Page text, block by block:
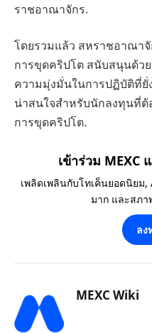
ราชอาณาจักร.
โดยรวมแล้ว สหราชอาณา
การขุดคริปโต สนับสนุนด้ว
ความมุ่งมั่นในการปฏิบัติที่
น่าสนใจสำหรับนักลงทุนที่ต้
การขุดคริปโต.
เข้าร่วม MEXC
เพลิดเพลินกับโทเค็นยอดนิยม
มาก และสภา
ลง
MEXC Wiki